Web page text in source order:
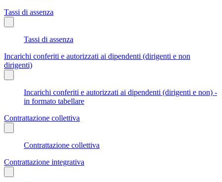
Tassi di assenza
Tassi di assenza
Incarichi conferiti e autorizzati ai dipendenti (dirigenti e non
dirigenti)
Incarichi conferiti e autorizzati ai dipendenti (dirigenti e non) -
in formato tabellare
Contrattazione collettiva
Contrattazione collettiva
Contrattazione integrativa